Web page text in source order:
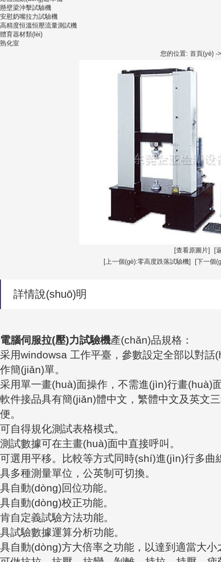
懸壁梁沖擊試驗機
安慰奶嘴拉力試驗機
高精度恒溫恒壓流量測試機
體育器材類(lèi)
熟化室
您的位置: 首頁(yè) -
[查看原圖片]
[
[上一個(gè):零高度跌落試驗機]
[下一個
詳情說(shuō)明
電腦伺服拉(壓)力試驗機產(chǎn)品規格：
采用windowsa 工作平臺，參數設定全部以對話
作簡(jiǎn)單。
采用單一畫(huà)面操作，不需進(jìn)行畫(huà)面切
軟件接品具有簡(jiǎn)體中文，繁體中文及英文
便。
可自得規化測試表格模式。
測試數據可在主畫(huà)面中直接呼叫。
可選用平移。比較等方式同時(shí)進(jìn)行多曲線
具多種測量單位，公英制可切換。
具自動(dòng)回位功能。
具自動(dòng)校正功能。
肯自定義試驗方法功能。
具試驗數據運算分析功能。
具自動(dòng)方大倍率之功能，以達到適當大小